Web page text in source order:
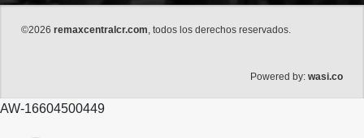
©2026 remaxcentralcr.com , todos los derechos reservados.
Powered by: wasi.co
AW-16604500449